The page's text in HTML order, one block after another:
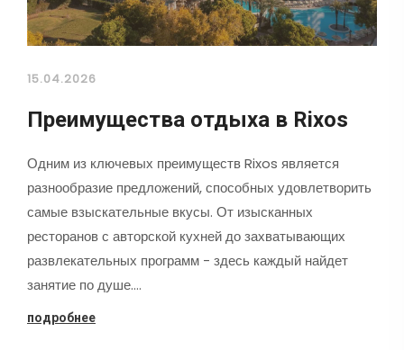
15.04.2026
Преимущества отдыха в Rixos
Одним из ключевых преимуществ Rixos является
разнообразие предложений, способных удовлетворить
самые взыскательные вкусы. От изысканных
ресторанов с авторской кухней до захватывающих
развлекательных программ - здесь каждый найдет
занятие по душе.…
подробнее